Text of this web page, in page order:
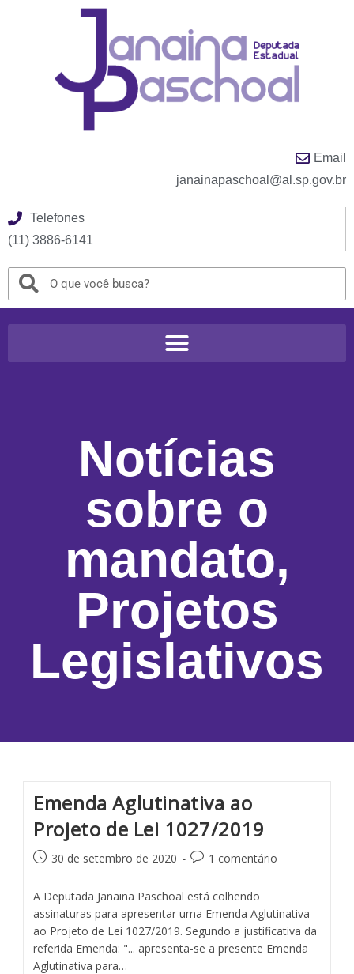
Email
janainapaschoal@al.sp.gov.br
Telefones
(11) 3886-6141
Notícias
sobre o
mandato,
Projetos
Legislativos
Emenda Aglutinativa ao
Projeto de Lei 1027/2019
30 de setembro de 2020 1 comentário
A Deputada Janaina Paschoal está colhendo
assinaturas para apresentar uma Emenda Aglutinativa
ao Projeto de Lei 1027/2019. Segundo a justificativa da
referida Emenda: "... apresenta-se a presente Emenda
Aglutinativa para…